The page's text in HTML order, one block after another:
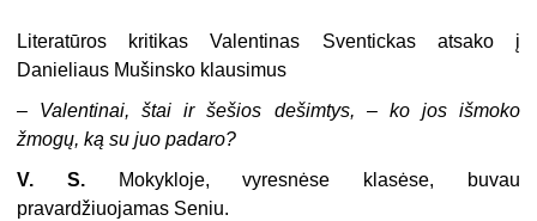
Literatūros kritikas Valentinas Sventickas atsako į
Danieliaus Mušinsko klausimus
– Valentinai, štai ir šešios dešimtys, – ko jos išmoko
žmogų, ką su juo padaro?
V. S. Mokykloje, vyresnėse klasėse, buvau
pravardžiuojamas Seniu.